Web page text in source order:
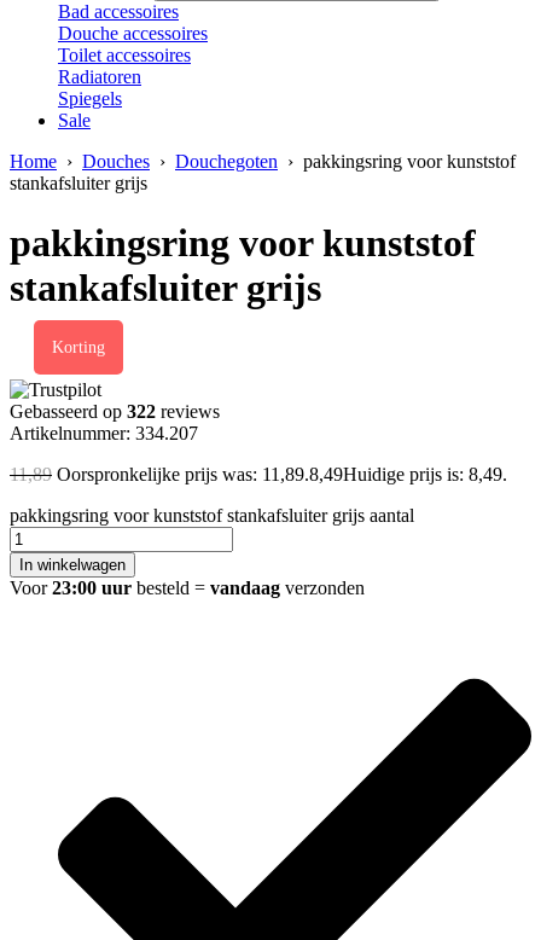
Bad accessoires
Douche accessoires
Toilet accessoires
Radiatoren
Spiegels
Sale
Home › Douches › Douchegoten › pakkingsring voor kunststof
stankafsluiter grijs
pakkingsring voor kunststof
stankafsluiter grijs
Korting
Gebasseerd op 322 reviews
Artikelnummer: 334.207
11,89 Oorspronkelijke prijs was: 11,89.8,49Huidige prijs is: 8,49.
pakkingsring voor kunststof stankafsluiter grijs aantal
In winkelwagen
Voor23:00 uur besteld = vandaag verzonden